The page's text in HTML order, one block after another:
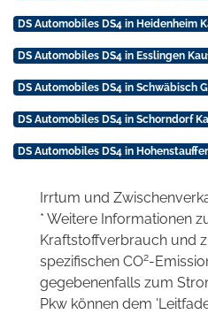
DS Automobiles DS4 in Heidenheim
DS Automobiles DS4 in Esslingen
DS Automobiles DS4 in Schwäbisch
DS Automobiles DS4 in Schorndorf
DS Automobiles DS4 in
Irrtum und
* Weitere Informationen
Kraftstoffverbrauch und
spezifischen CO2-
gegebenenfalls zum
Pkw können dem